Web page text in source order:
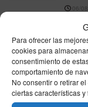
Para ofrecer las
cookies para
consentimiento de
comportamiento de
No consentir o retirar
ciertas características y
06/
La
06/
Niño